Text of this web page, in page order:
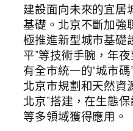
建設面向未來的宜居
基礎。北京不斷加強
極推進新型城市基礎
平”等技術手腕，年
有全市統一的“城市
北京市規劃和天然資
北京”搭建，在生態
等多領域獲得應用。